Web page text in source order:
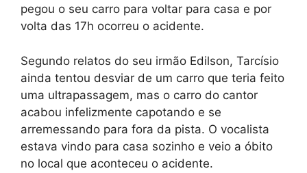
pegou o seu carro para voltar para casa e por
volta das 17h ocorreu o acidente.
Segundo relatos do seu irmão Edilson, Tarcísio
ainda tentou desviar de um carro que teria feito
uma ultrapassagem, mas o carro do cantor
acabou infelizmente capotando e se
arremessando para fora da pista. O vocalista
estava vindo para casa sozinho e veio a óbito
no local que aconteceu o acidente.